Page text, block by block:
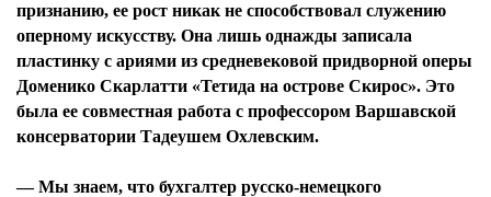
признанию, ее рост никак не способствовал служению
оперному искусству. Она лишь однажды записала
пластинку с ариями из средневековой придворной оперы
Доменико Скарлатти «Тетида на острове Скирос». Это
была ее совместная работа с профессором Варшавской
консерватории Тадеушем Охлевским.
— Мы знаем, что бухгалтер русско-немецкого